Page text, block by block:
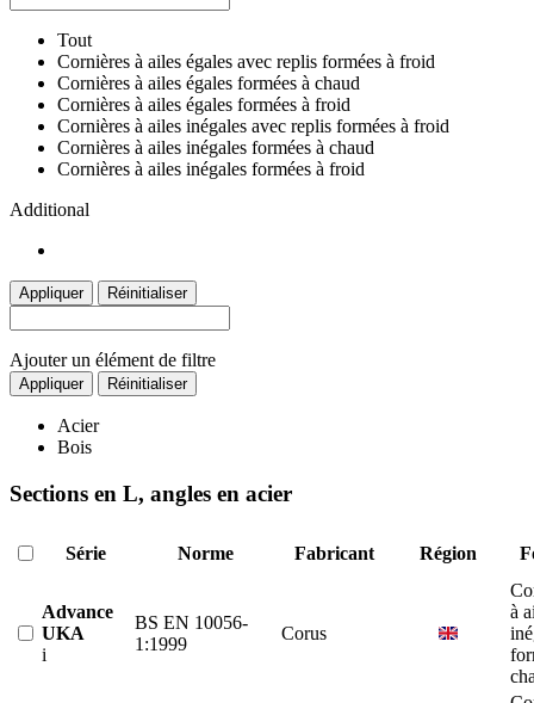
Tout
Cornières à ailes égales avec replis formées à froid
Cornières à ailes égales formées à chaud
Cornières à ailes égales formées à froid
Cornières à ailes inégales avec replis formées à froid
Cornières à ailes inégales formées à chaud
Cornières à ailes inégales formées à froid
Additional
Appliquer Réinitialiser
Ajouter un élément de filtre
Appliquer Réinitialiser
Acier
Bois
Sections en L, angles en acier
Série Norme Fabricant Région
Advance
UKA
i
BS EN 10056-
1:1999
Corus
à